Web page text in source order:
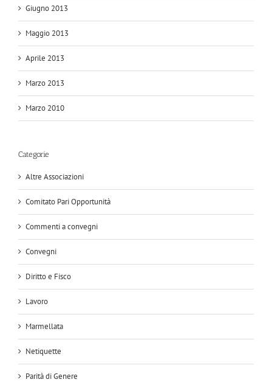
Giugno 2013
Maggio 2013
Aprile 2013
Marzo 2013
Marzo 2010
Categorie
Altre Associazioni
Comitato Pari Opportunità
Commenti a convegni
Convegni
Diritto e Fisco
Lavoro
Marmellata
Netiquette
Parità di Genere